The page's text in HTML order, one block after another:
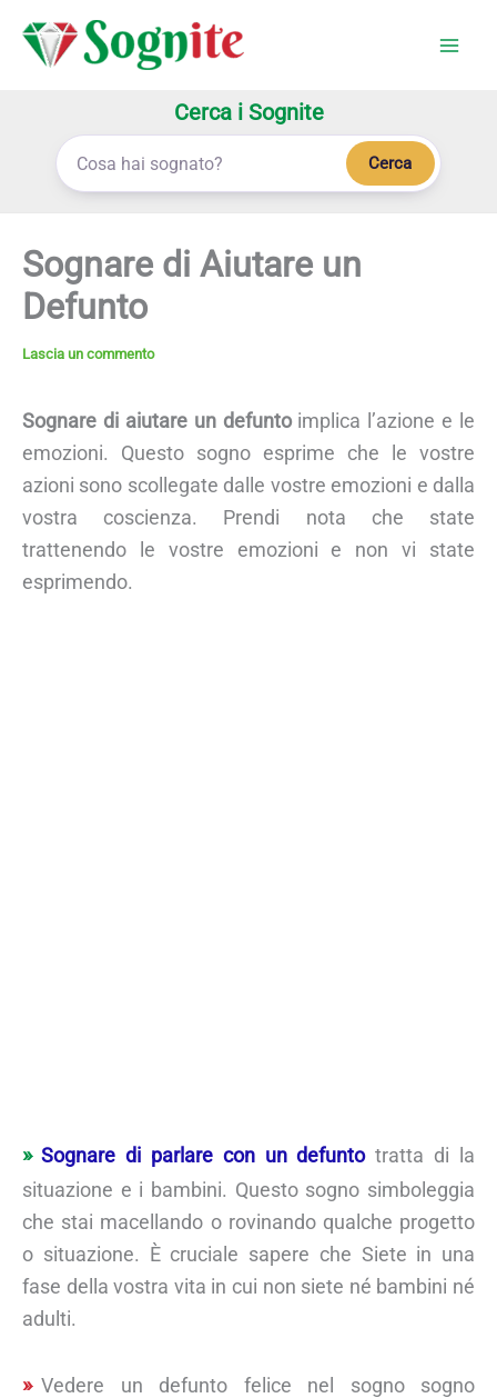
Cerca i Sognite
Cerca
Sognare di Aiutare un
Defunto
Lascia un commento
Sognare di aiutare un defuntoimplica l’azione e le
emozioni. Questo sogno esprime che le vostre
azioni sono scollegate dalle vostre emozioni e dalla
vostra coscienza. Prendi nota che state
trattenendo le vostre emozioni e non vi state
esprimendo.
Sognare di parlare con un defuntotratta di la
situazione e i bambini. Questo sogno simboleggia
che stai macellando o rovinando qualche progetto
o situazione. È cruciale sapere che Siete in una
fase della vostra vita in cui non siete né bambini né
adulti.
Vedere un defunto felice nel sogno sogno